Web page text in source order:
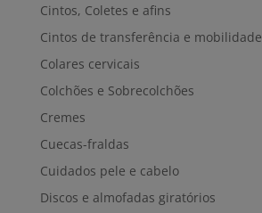
Cintos, Coletes e afins
Cintos de transferência e mobilidade
Colares cervicais
Colchões e Sobrecolchões
Cremes
Cuecas-fraldas
Cuidados pele e cabelo
Discos e almofadas giratórios